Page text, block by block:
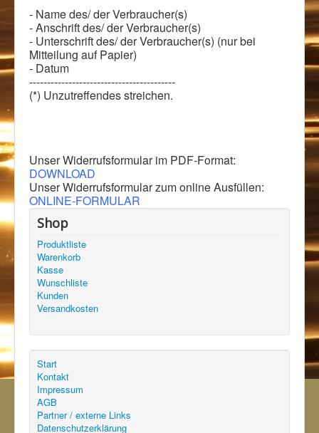
- Name des/ der Verbraucher(s)
- Anschrift des/ der Verbraucher(s)
- Unterschrift des/ der Verbraucher(s) (nur bei
Mitteilung auf Papier)
- Datum
-----------------------------------------
(*) Unzutreffendes streichen.
Unser Widerrufsformular im PDF-Format:
DOWNLOAD
Unser Widerrufsformular zum online Ausfüllen:
ONLINE-FORMULAR
Shop
Produktliste
Warenkorb
Kasse
Wunschliste
Kunden
Versandkosten
Start
Kontakt
Impressum
AGB
Partner / externe Links
Datenschutzerklärung